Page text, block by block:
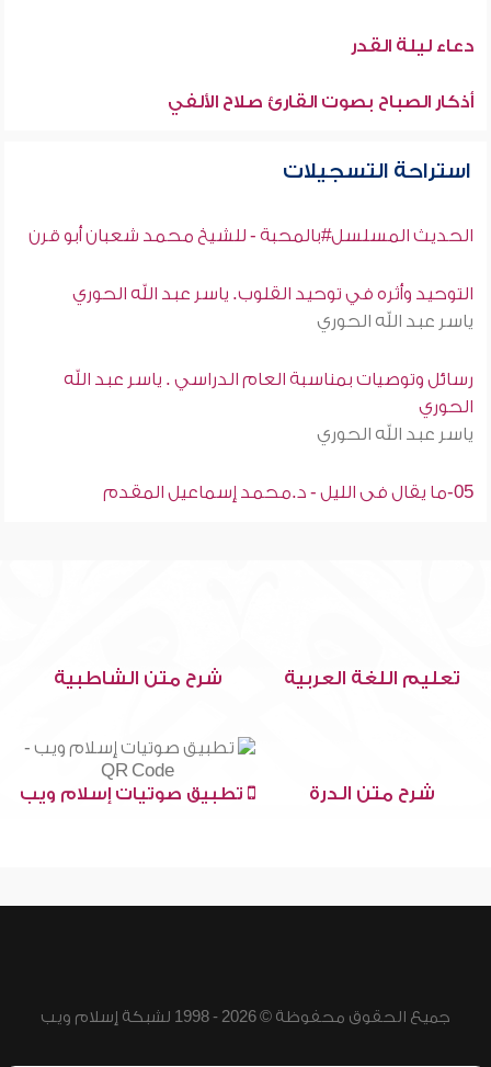
دعاء ليلة القدر
أذكار الصباح بصوت القارئ صلاح الألفي
استراحة التسجيلات
الحديث المسلسل#بالمحبة - للشيخ محمد شعبان أبو قرن
التوحيد وأثره في توحيد القلوب. ياسر عبد الله الحوري
ياسر عبد الله الحوري
رسائل وتوصيات بمناسبة العام الدراسي . ياسر عبد الله
الحوري
ياسر عبد الله الحوري
05-ما يقال فى الليل - د.محمد إسماعيل المقدم
تعليم اللغة العربية شرح متن الشاطبية
شرح متن الدرة تطبيق صوتيات إسلام ويب
جميع الحقوق محفوظة © 2026 - 1998 لشبكة إسلام ويب